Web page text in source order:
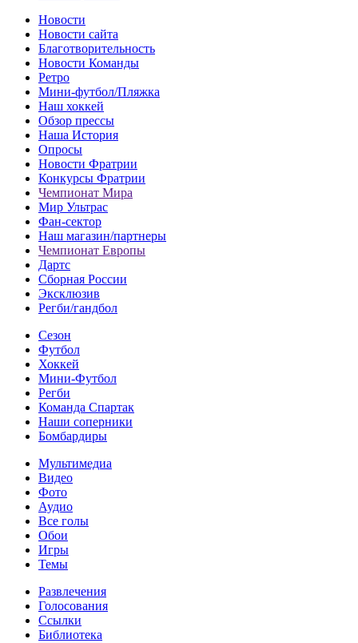
Новости
Новости сайта
Благотворительность
Новости Команды
Ретро
Мини-футбол/Пляжка
Наш хоккей
Обзор прессы
Наша История
Опросы
Новости Фратрии
Конкурсы Фратрии
Чемпионат Мира
Мир Ультрас
Фан-cектор
Наш магазин/партнеры
Чемпионат Европы
Дартс
Сборная России
Эксклюзив
Регби/гандбол
Сезон
Футбол
Хоккей
Мини-Футбол
Регби
Команда Спартак
Наши соперники
Бомбардиры
Мультимедиа
Видео
Фото
Аудио
Все голы
Обои
Игры
Темы
Развлечения
Голосования
Ссылки
Библиотека